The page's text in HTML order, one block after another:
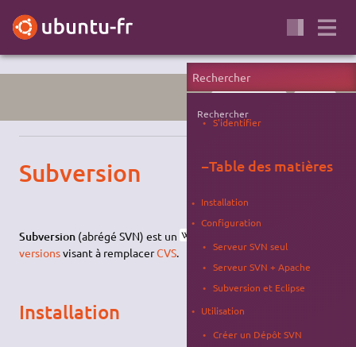
PROGRAMMATION SERVEUR
Subversion
Subversion (abrégé SVN) est un
versionsvisant à remplacerCVS.
Installation
Rechercher
S'identifier
−Table des matières
Installation
Configuration
Serveur SVN seul
Serveur SVN + Apache
Subversion et Eclipse
Utilisation
Créer un Dépôt SVN